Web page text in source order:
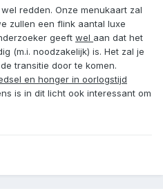
redden. Onze menukaart zal
zullen een flink aantal luxe
geeft wel aan dat het
(m.i. noodzakelijk) is. Het zal je
transitie door te komen.
en honger in oorlogstijd
is in dit licht ook interessant om